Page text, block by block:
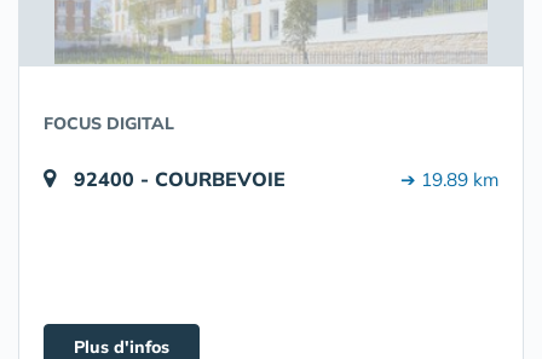
FOCUS DIGITAL
92400 - COURBEVOIE ➔ 19.89 km
Plus d'infos